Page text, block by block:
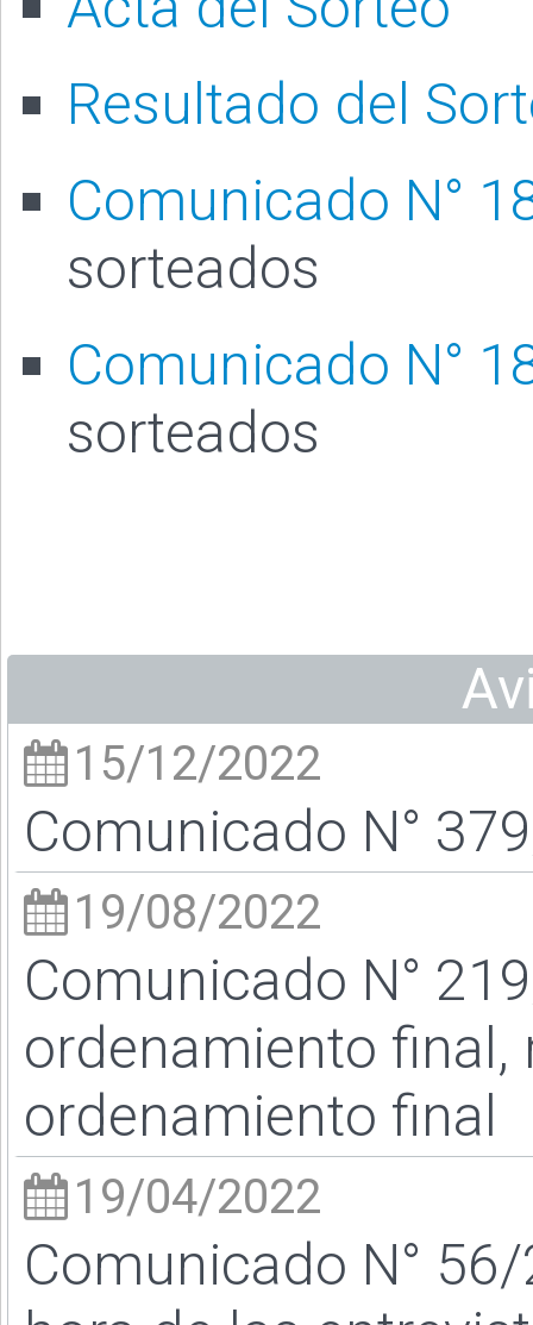
Resultado del
Comunicado N°
sorteados
Comunicado N°
sorteados
15/12/2022
Comunicado N°
19/08/2022
Comunicado N°
ordenamiento final,
ordenamiento final
19/04/2022
Comunicado N°